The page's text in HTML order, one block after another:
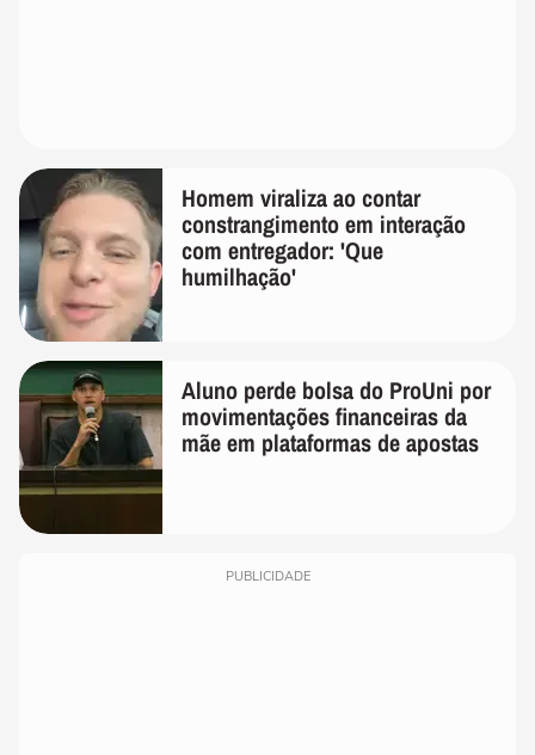
Homem viraliza ao contar
constrangimento em interação
com entregador: 'Que
humilhação'
Aluno perde bolsa do ProUni por
movimentações financeiras da
mãe em plataformas de apostas
PUBLICIDADE